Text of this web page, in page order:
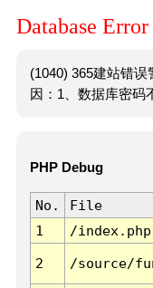
Database Error
(1040) 365建站错
因：1、数据库密码
PHP Debug
No. File
1
/index.php
2 /source/